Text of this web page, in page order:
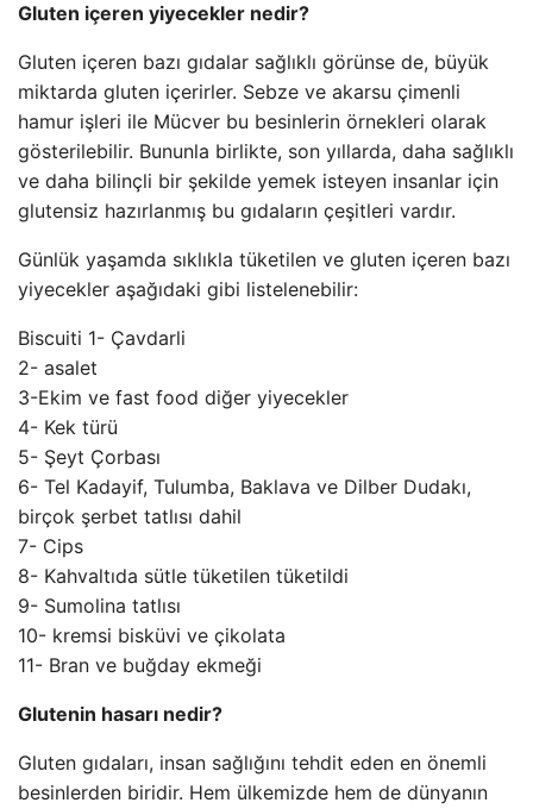
Gluten içeren yiyecekler nedir?
Gluten içeren bazı gıdalar sağlıklı görünse de, büyük
miktarda gluten içerirler. Sebze ve akarsu çimenli
hamur işleri ile Mücver bu besinlerin örnekleri olarak
gösterilebilir. Bununla birlikte, son yıllarda, daha sağlıklı
ve daha bilinçli bir şekilde yemek isteyen insanlar için
glutensiz hazırlanmış bu gıdaların çeşitleri vardır.
Günlük yaşamda sıklıkla tüketilen ve gluten içeren bazı
yiyecekler aşağıdaki gibi listelenebilir:
Biscuiti 1- Çavdarli
2- asalet
3-Ekim ve fast food diğer yiyecekler
4- Kek türü
5- Şeyt Çorbası
6- Tel Kadayif, Tulumba, Baklava ve Dilber Dudakı,
birçok şerbet tatlısı dahil
7- Cips
8- Kahvaltıda sütle tüketilen tüketildi
9- Sumolina tatlısı
10- kremsi bisküvi ve çikolata
11- Bran ve buğday ekmeği
Glutenin hasarı nedir?
Gluten gıdaları, insan sağlığını tehdit eden en önemli
besinlerden biridir. Hem ülkemizde hem de dünyanın